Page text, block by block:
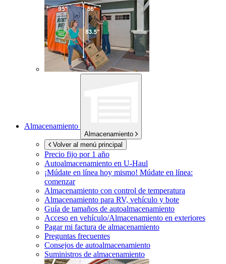
Almacenamiento
Almacenamiento
Volver al menú principal
Precio fijo por 1 año
Autoalmacenamiento en U-Haul
¡Múdate en línea hoy mismo! Múdate en línea:
comenzar
Almacenamiento con control de temperatura
Almacenamiento para RV, vehículo y bote
Guía de tamaños de autoalmacenamiento
Acceso en vehículo/Almacenamiento en exteriores
Pagar mi factura de almacenamiento
Preguntas frecuentes
Consejos de autoalmacenamiento
Suministros de almacenamiento